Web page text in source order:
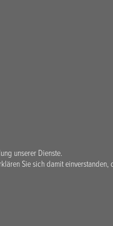
unserer Dienste.
Sie sich damit einverstanden,